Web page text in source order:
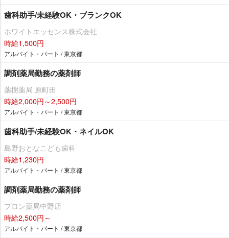
歯科助手/未経験OK・ブランクOK
ホワイトエッセンス株式会社
時給1,500円
アルバイト・パート / 東京都
調剤薬局勤務の薬剤師
薬樹薬局 原町田
時給2,000円～2,500円
アルバイト・パート / 東京都
歯科助手/未経験OK・ネイルOK
島野おとなこども歯科
時給1,230円
アルバイト・パート / 東京都
調剤薬局勤務の薬剤師
プロン薬局中野店
時給2,500円～
アルバイト・パート / 東京都